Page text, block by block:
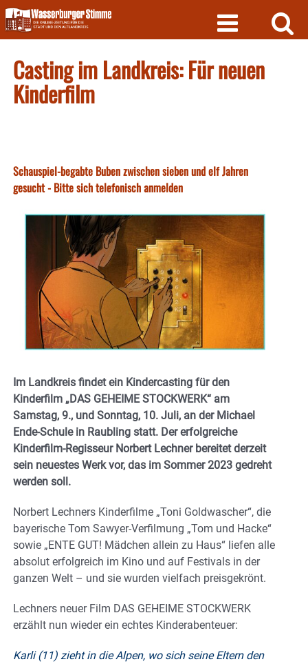
Skip
to
content
Casting im Landkreis: Für neuen
Kinderfilm
Schauspiel-begabte Buben zwischen sieben und elf Jahren
gesucht - Bitte sich telefonisch anmelden
Im Landkreis findet ein Kindercasting für den
Kinderfilm „DAS GEHEIME STOCKWERK“ am
Samstag, 9., und Sonntag, 10. Juli, an der Michael
Ende-Schule in Raubling statt. Der erfolgreiche
Kinderfilm-Regisseur Norbert Lechner bereitet derzeit
sein neuestes Werk vor, das im Sommer 2023 gedreht
werden soll.
Norbert Lechners Kinderfilme „Toni Goldwascher“, die
bayerische Tom Sawyer-Verfilmung „Tom und Hacke“
sowie „ENTE GUT! Mädchen allein zu Haus“ liefen alle
absolut erfolgreich im Kino und auf Festivals in der
ganzen Welt – und sie wurden vielfach preisgekrönt.
Lechners neuer Film DAS GEHEIME STOCKWERK
erzählt nun wieder ein echtes Kinderabenteuer:
Karli (11) zieht in die Alpen, wo sich seine Eltern den